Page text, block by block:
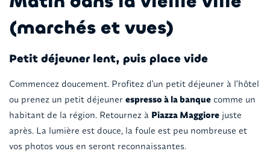
(marchés et vues)
Petit déjeuner lent, puis place vide
Commencez doucement. Profitez d'un petit déjeuner à l'hôtel
ou prenez un petit déjeuner espresso à la banquecomme un
habitant de la région. Retournez à Piazza Maggiorejuste
après. La lumière est douce, la foule est peu nombreuse et
vos photos vous en seront reconnaissantes.